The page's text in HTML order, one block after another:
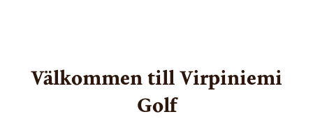
Välkommen till Virpiniemi
Golf